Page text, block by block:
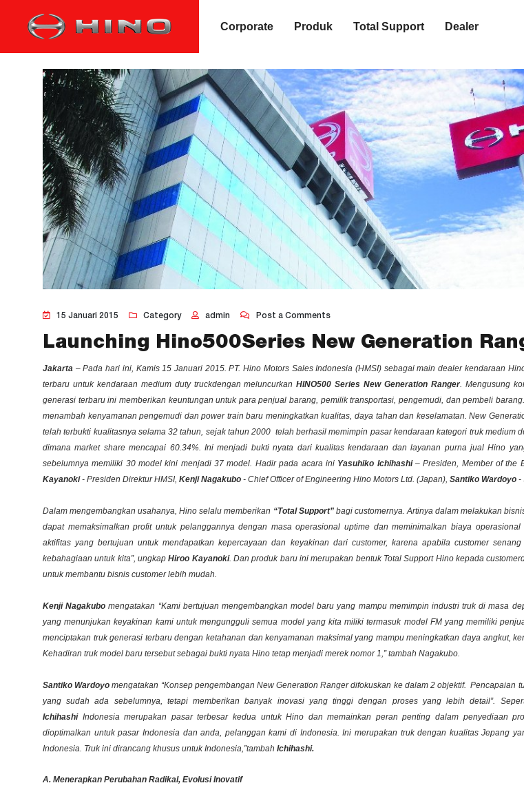
Corporate Produk Total Support Dealer
15 Januari 2015 Category admin Post a Comments
Launching Hino500Series New Generation
Jakarta – Pada hari ini, Kamis 15 Januari 2015. PT. Hino Motors Sales Indonesia (HMSI) sebagaimain dealerkendaraan
terbaru untuk kendaraan medium duty truckdengan meluncurkanHINO500 Series New Generation Ranger. Mengusung
generasi terbaru ini memberikan keuntungan untuk para penjual barang, pemilik transportasi, pengemudi, dan pembeli
menambah kenyamanan pengemudi dan power train baru meningkatkan kualitas, daya tahan dan keselamatan. New
telah terbukti kualitasnya selama 32 tahun, sejak tahun 2000 telah berhasil memimpin pasar kendaraan kategori truk medium
dimana market share mencapai 60.34%. Ini menjadi bukti nyata dari kualitas kendaraan dan layanan purna jual Hino
sebelumnya memiliki 30 model kini menjadi 37 model. Hadir pada acara ini Yasuhiko Ichihashi – Presiden, Member of the
Kayanoki- Presiden Direktur HMSI, Kenji Nagakubo - Chief Officer of Engineering Hino Motors Ltd. (Japan), Santiko Wardoyo -
Dalam mengembangkan usahanya, Hino selalu memberikan “Total Support”bagi customernya . Artinya dalam melakukan
dapat memaksimalkanprofituntuk pelanggannya dengan masa operasionaluptime dan meminimalkan biaya operasional
aktifitas yang bertujuan untuk mendapatkan kepercayaan dan keyakinan dari customer, karena apabila customersenang
kebahagiaan untuk kita”, ungkapHiroo Kayanoki. Dan produk baru ini merupakan bentuk Total SupportHino kepadacustomer
untuk membantu bisnis customerlebih mudah.
Kenji Nagakubomengatakan “Kami bertujuan mengembangkan model baru yang mampu memimpin industri truk di masa
yang menunjukan keyakinan kami untuk mengungguli semua model yang kita miliki termasuk model FM yang memiliki
menciptakan truk generasi terbaru dengan ketahanan dan kenyamanan maksimal yang mampu meningkatkan daya angkut,
Kehadiran truk model baru tersebut sebagai bukti nyata Hino tetap menjadi merek nomor 1,” tambah Nagakubo.
Santiko Wardoyo mengatakan “Konsep pengembangan New Generation Ranger difokuskan ke dalam 2 objektif. Pencapaian
yang sudah ada sebelumnya, tetapi memberikan banyak inovasi yang tinggi dengan proses yang lebih detail”.
Ichihashi Indonesia merupakan pasar terbesar kedua untuk Hino dan memainkan peran penting dalam penyediaan
dioptimalkan untuk pasar Indonesia dan anda, pelanggan kami di Indonesia. Ini merupakan truk dengan kualitas Jepang
Indonesia. Truk ini dirancang khusus untuk Indonesia,”tambah Ichihashi.
A. Menerapkan Perubahan Radikal, Evolusi Inovatif